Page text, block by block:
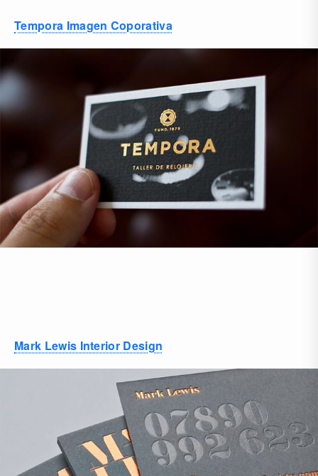
Tempora Imagen Coporativa
Mark Lewis Interior Design